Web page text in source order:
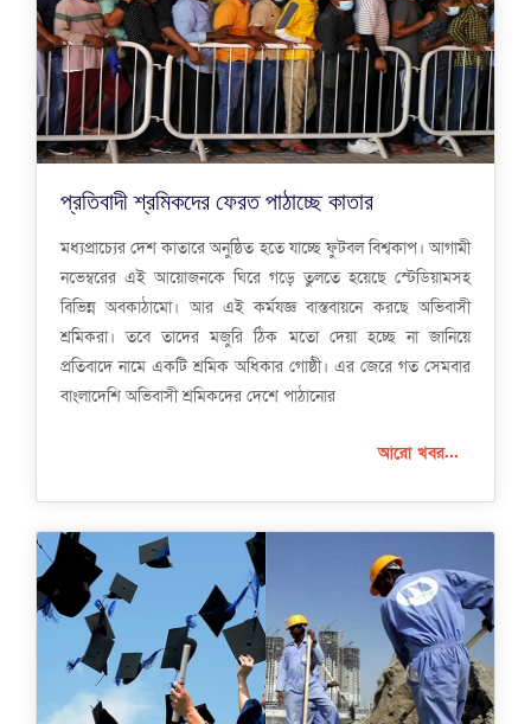
প্রতিবাদী শ্রমিকদের ফেরত পাঠাচ্ছে কাতার
মধ্যপ্রাচ্যের দেশ কাতারে অনুষ্ঠিত হতে যাচ্ছে ফুটবল বিশ্বকাপ। আগামী
নভেম্বরের এই আয়োজনকে ঘিরে গড়ে তুলতে হয়েছে স্টেডিয়ামসহ
বিভিন্ন অবকাঠামো। আর এই কর্মযজ্ঞ বাস্তবায়নে করছে অভিবাসী
শ্রমিকরা। তবে তাদের মজুরি ঠিক মতো দেয়া হচ্ছে না জানিয়ে
প্রতিবাদে নামে একটি শ্রমিক অধিকার গোষ্ঠী। এর জেরে গত সেমবার
বাংলাদেশি অভিবাসী শ্রমিকদের দেশে পাঠানোর
আরো খবর...